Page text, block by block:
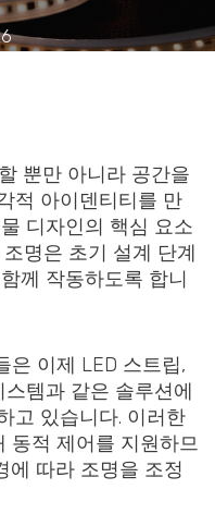
뿐만 아니라 공간을
적 아이덴티티를 만
디자인의 핵심 요소
명은 초기 설계 단계
께 작동하도록 합니
은 이제 LED 스트립,
템과 같은 솔루션에
고 있습니다. 이러한
동적 제어를 지원하므
에 따라 조명을 조정